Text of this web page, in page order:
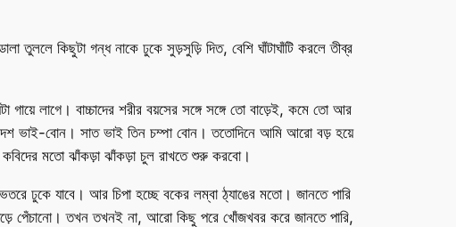
তুললে কিছুটা গন্ধ নাকে ঢুকে সুড়সুড়ি দিত, বেশি ঘাঁটাঘাঁটি করলে তীব্র
গায়ে লাগে। বাচ্চাদের শরীর বয়সের সঙ্গে সঙ্গে তো বাড়েই, কমে তো আর
ভাই-বোন। সাত ভাই তিন চম্পা বোন। ততোদিনে আমি আরো বড় হয়ে
কবিদের মতো ঝাঁকড়া ঝাঁকড়া চুল রাখতে শুরু করবো।
ঢুকে যাবে। আর চিপা হচ্ছে বকের লম্বা ঠ্যাঙের মতো। জানতে পারি
পেঁচানো। তখন তখনই না, আরো কিছু পরে খোঁজখবর করে জানতে পারি,